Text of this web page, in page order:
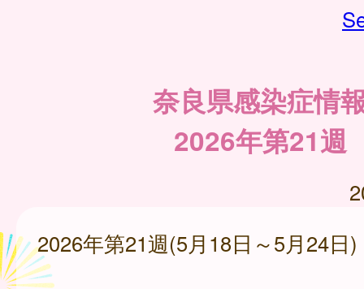
奈良県感染症情
2026年第21週
2026年第21週(5月18日～5月24日)